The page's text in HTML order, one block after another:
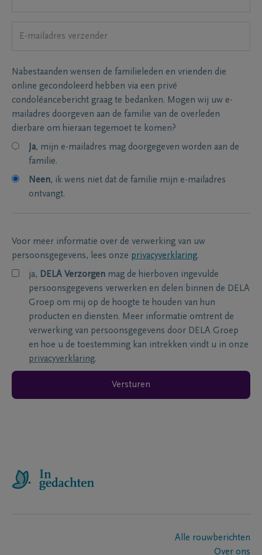
Nabestaanden wensen de familieleden en vrienden die
online gecondoleerd hebben via een privé
condoléancebericht graag te bedanken. Mogen wij uw e-
mailadres doorgeven aan de familie van de overleden
dierbare om hieraan tegemoet te komen?
Ja, mijn e-mailadres mag doorgegeven worden aan de
familie.
Neen, ik wens niet dat de familie mijn e-mailadres
ontvangt.
Voor meer informatie over de verwerking van uw
persoonsgegevens, lees onze privacyverklaring.
ja, DELA Verzorgen mag de hierboven ingevulde
persoonsgegevens verwerken en delen binnen de DELA
Groep om mij op de hoogte te houden van hun
producten en diensten. Meer informatie omtrent de
verwerking van persoonsgegevens door DELA Groep
en hoe u de toestemming kan intrekken vindt u in onze
privacyverklaring.
Versturen
Alle rouwberichten
Over ons